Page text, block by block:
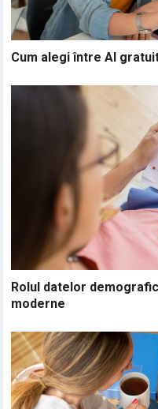
Cum alegi între AI
Rolul datelor
moderne